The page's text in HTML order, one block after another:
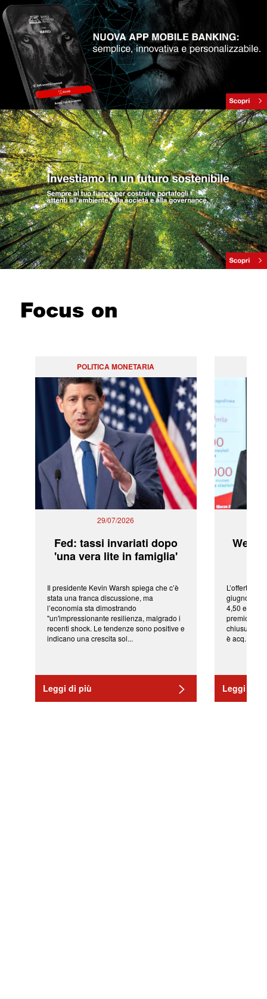
Focus on
POLITICA MONETARIA
29/07/2026
Fed: tassi invariati dopo
'una vera lite in famiglia'
Il presidente Kevin Warsh spiega che c’è
stata una franca discussione, ma
l’economia sta dimostrando
"un'impressionante resilienza, malgrado i
recenti shock. Le tendenze sono positive e
indicano una crescita sol...
Leggi di più
L’offerta
giugno da
4,50 euro
premio di
chiusura
è acq...
Leggi di